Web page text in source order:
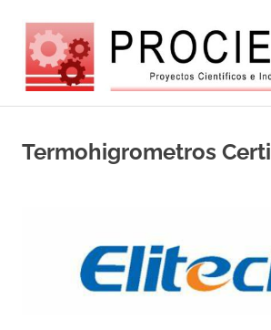
contenido
y
de
Termohigrometros